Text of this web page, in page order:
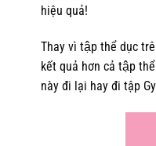
hiệu quả!
Thay vì tập thể dục
kết quả hơn cả tập
này đi lại hay đi tập